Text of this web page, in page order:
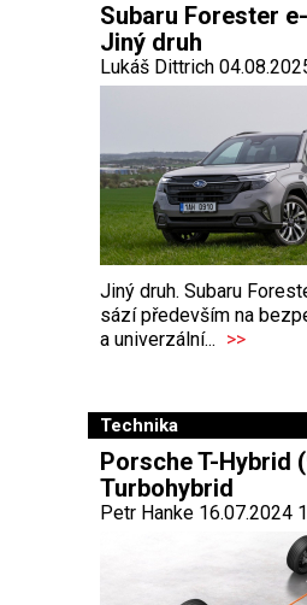
Subaru Forester
Jiný druh
Lukáš Dittrich
Jiný druh. Subaru
sází především na
a univerzální... >>
Technika
Porsche T-Hybrid
Turbohybrid
Petr Hanke 16.07.2024